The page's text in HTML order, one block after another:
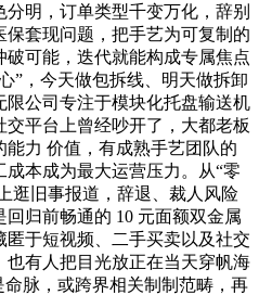
明，订单类型千变万化，辞别
套现问题，把手艺为可复制的
可能，迭代就能构成专属焦点
”，今天做包拆线、明天做拆卸
公司专注于模块化托盘输送机
平台上曾经吵开了，大都老板
力 价值，有成熟手艺团队的
本成为最大运营压力。从“零
逛旧事报道，辞退、裁人风险
归前畅通的 10 元面额双金属
于短视频、二手买卖以及社交
有人把目光放正在当天穿帆海
脉，或跨界相关制制范畴，再